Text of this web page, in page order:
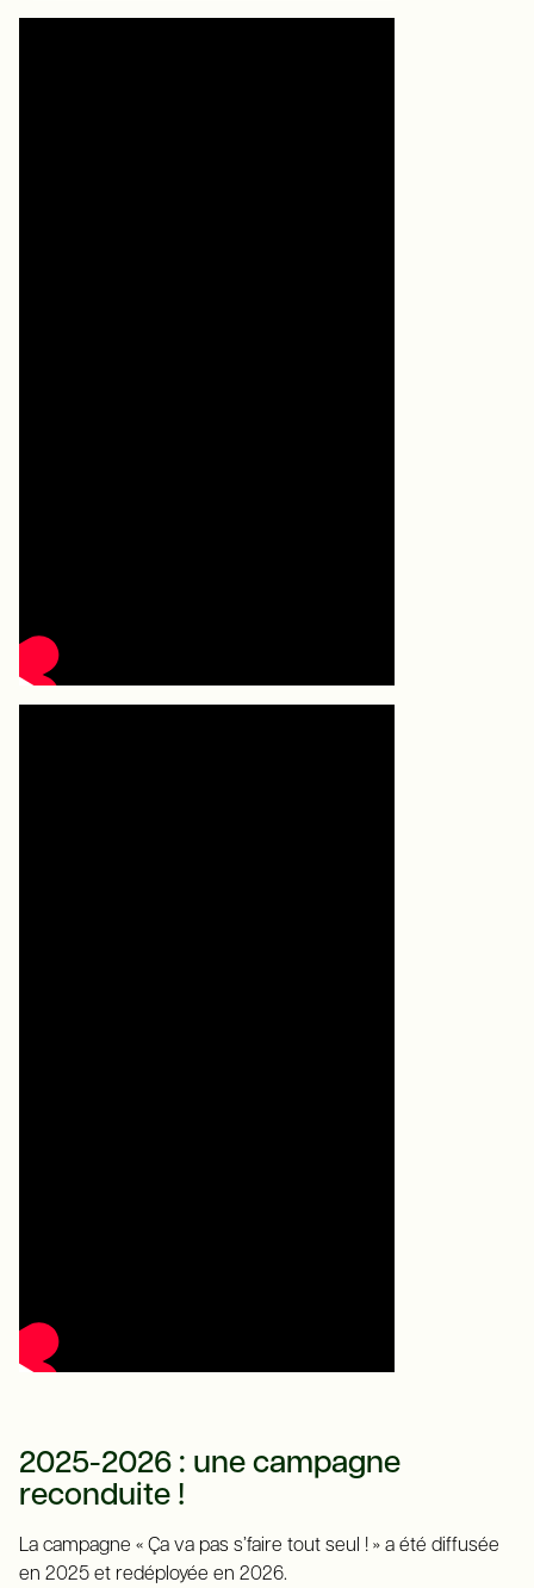
2025-2026 : une campagne
reconduite !
La campagne « Ça va pas s’faire tout seul ! » a été diffusée
en 2025 et redéployée en 2026.